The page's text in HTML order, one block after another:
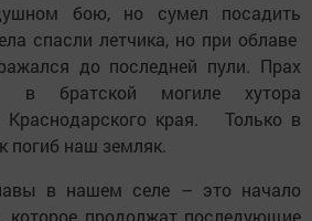
бою, но сумел посадить
спасли летчика, но при облаве
до последней пули. Прах
в братской могиле хутора
Краснодарского края. Только в
погиб наш земляк.
в нашем селе – это начало